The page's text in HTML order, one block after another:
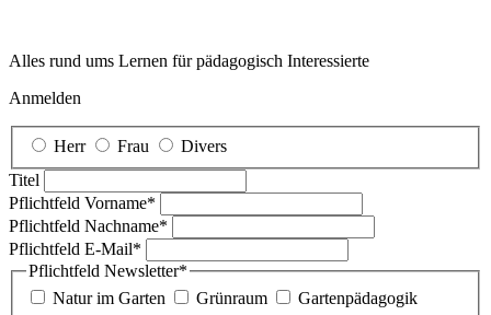
Alles rund ums Lernen für pädagogisch Interessierte
Anmelden
Herr Frau
Divers
Titel
Pflichtfeld Vorname*
Pflichtfeld Nachname*
Pflichtfeld E-Mail*
Pflichtfeld Newsletter*
Natur im Garten
Grünraum
Gartenpädagogik